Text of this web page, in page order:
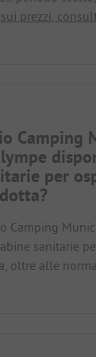
prezzi,
Camping
per
Camping
sanitarie
oltre alle